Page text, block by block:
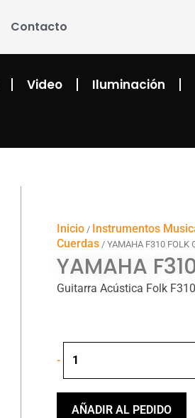
Contacto
Video Iluminación
Inicio/ Instrumentos
Cuerdas/ YAMAHA F310 FOLK
YAMAHA
Guitarra Acústica Folk F310
-
F310
FOLK
GUITAR
cantidad
AÑADIR AL PEDIDO